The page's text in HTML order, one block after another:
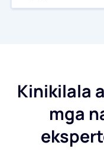
Kinikilala
mga